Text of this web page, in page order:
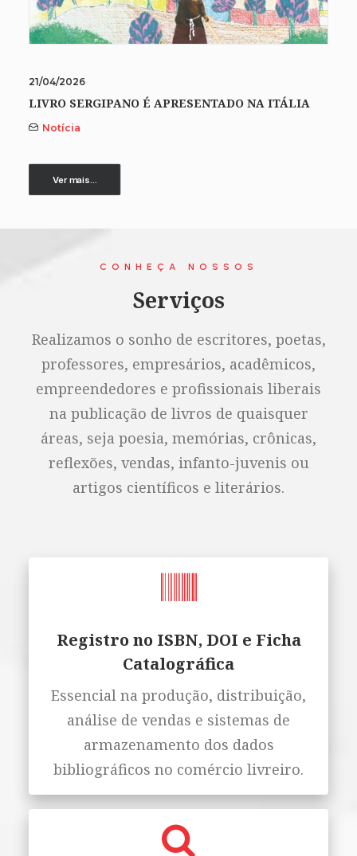
21/04/2026
LIVRO SERGIPANO É APRESENTADO NA ITÁLIA
Notícia
Ver mais...
CONHEÇA NOSSOS
Serviços
Realizamos o sonho de escritores, poetas,
professores, empresários, acadêmicos,
empreendedores e profissionais liberais
na publicação de livros de quaisquer
áreas, seja poesia, memórias, crônicas,
reflexões, vendas, infanto-juvenis ou
artigos científicos e literários.
Registro no ISBN, DOI e Ficha
Catalográfica
Essencial na produção, distribuição,
análise de vendas e sistemas de
armazenamento dos dados
bibliográficos no comércio livreiro.